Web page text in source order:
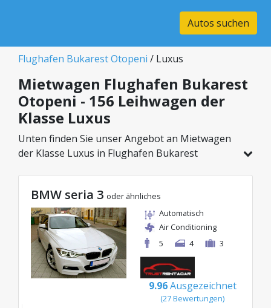
Autos suchen
Flughafen Bukarest Otopeni / Luxus
Mietwagen Flughafen Bukarest
Otopeni - 156 Leihwagen der
Klasse Luxus
Unten finden Sie unser Angebot an Mietwagen
der Klasse Luxus in Flughafen Bukarest
das ideale Modell aus der gewählten Kategorie
wählen, mit attraktiven Preisen ab nur 32€/Tag.
BMW seria 3 oder ähnliches
Automatisch
Air Conditioning
5
4 3
9.96 Ausgezeichnet
(27 Bewertungen)